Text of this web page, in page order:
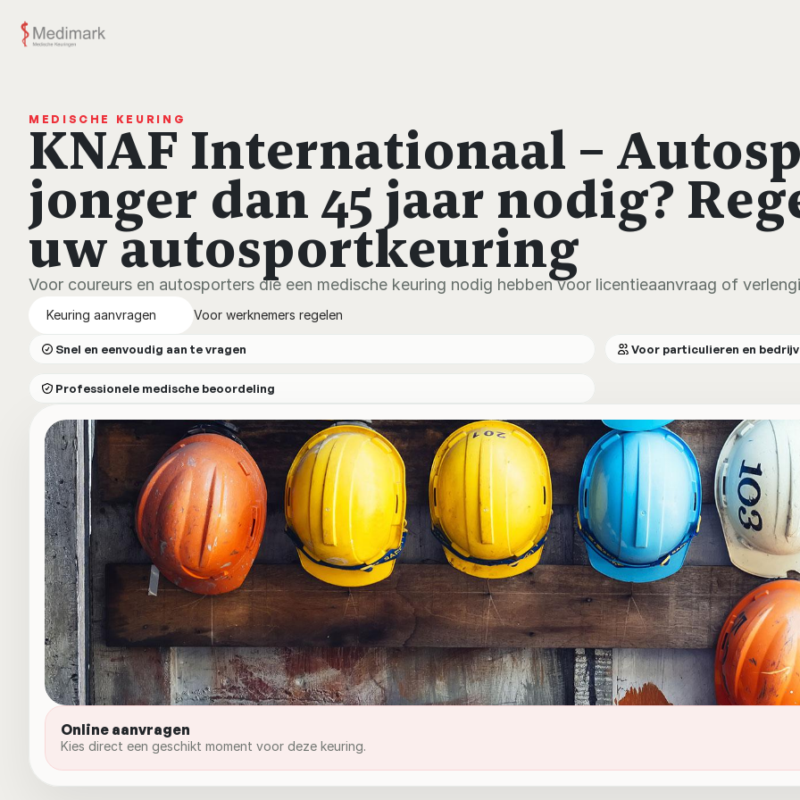
MEDISCHE KEURING
KNAF Internationaal –
jonger dan 45 jaar nodig?
uw autosportkeuring
Voor coureurs en autosporters die een medische keuring nodig hebben voor licentieaanvraag of
Keuring aanvragen Voor werknemers regelen
Snel en eenvoudig aan te vragen Voor particulieren en
Professionele medische beoordeling
Online aanvragen
Kies direct een geschikt moment voor deze keuring.